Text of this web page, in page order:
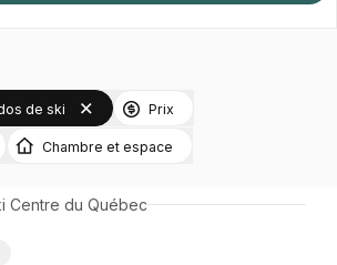
de ski Prix
Chambre et espace
Centre du Québec